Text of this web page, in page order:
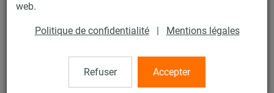
web.
Politique de confidentialité | Mentions légales
Refuser Accepter
Equerre d'angle 3D MPT